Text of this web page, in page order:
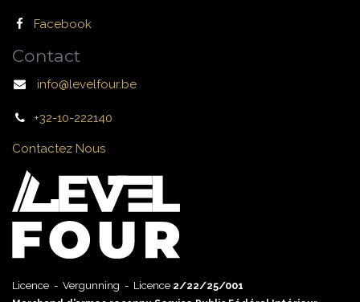
Facebook
Contact
info@levelfour.be
+32-10-222140
Contactez Nous
Licence - Vergunning - Licence 2/22/25/001